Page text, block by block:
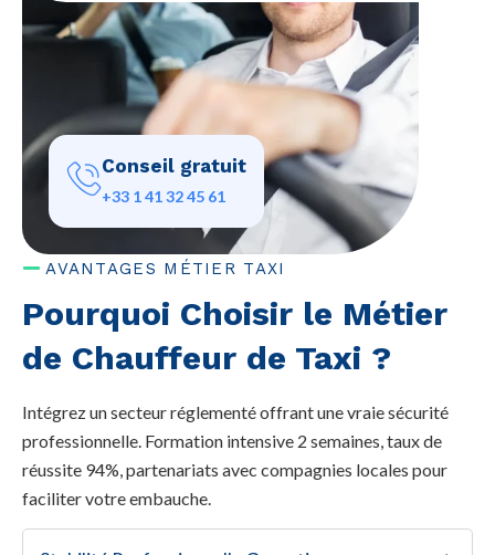
Conseil gratuit
+33 1 41 32 45 61
AVANTAGES MÉTIER TAXI
Pourquoi Choisir le Métier
de Chauffeur de Taxi ?
Intégrez un secteur réglementé offrant une vraie sécurité
professionnelle. Formation intensive 2 semaines, taux de
réussite 94%, partenariats avec compagnies locales pour
faciliter votre embauche.